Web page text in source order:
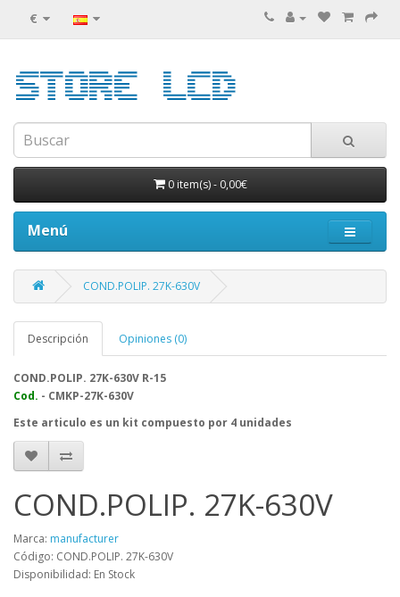
€
0 item(s)- 0,00€
Menú
COND.POLIP. 27K-630V
Descripción Opiniones (0)
COND.POLIP. 27K-630V R-15
Cod. - CMKP-27K-630V
Este articulo es un kit compuesto por 4 unidades
COND.POLIP. 27K-630V
Marca: manufacturer
Código: COND.POLIP. 27K-630V
Disponibilidad: En Stock